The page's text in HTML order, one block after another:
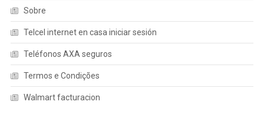
Sobre
Telcel internet en casa iniciar sesión
Teléfonos AXA seguros
Termos e Condições
Walmart facturacion